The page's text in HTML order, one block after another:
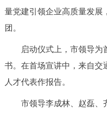
量党建引领企业高质量发展
团。
启动仪式上，市领导为
书。在首场宣讲中，来自交
人才代表作报告。
市领导李成林、赵磊、齐